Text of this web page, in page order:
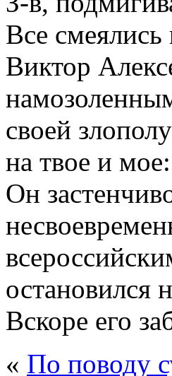
Все
Виктор
своей
на твое и
Он
остановился
Вскоре его
« По поводу